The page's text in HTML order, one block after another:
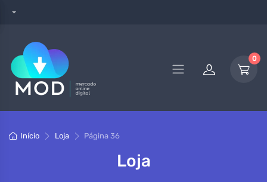
0
Início Loja Página 36
Loja